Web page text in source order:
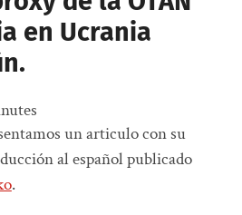
en Ucrania
un articulo con su
al español publicado
.